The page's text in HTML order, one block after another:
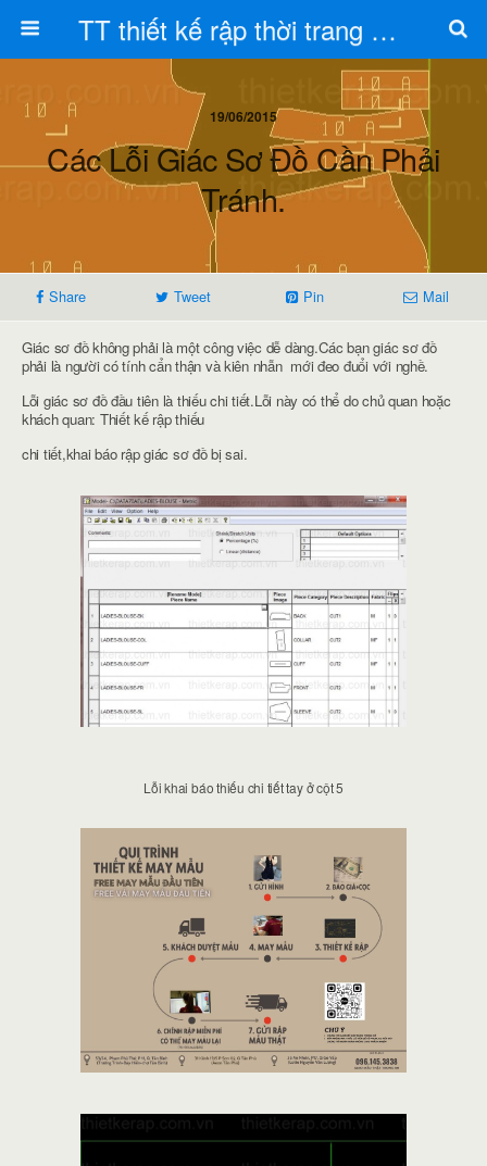
TT thiết kế rập thời trang Toán Trần
19/06/2015
Các Lỗi Giác Sơ Đồ Cần Phải
Tránh.
Share Tweet Pin Mail
Giác sơ đồ không phải là một công việc dễ dàng.Các bạn giác sơ đồ
phải là người có tính cẩn thận và kiên nhẫn mới đeo đuổi với nghề.
Lỗi giác sơ đồ đầu tiên là thiếu chi tiết.Lỗi này có thể do chủ quan hoặc
khách quan: Thiết kế rập thiếu
chi tiết,khai báo rập giác sơ đồ bị sai.
Lỗi khai báo thiếu chi tiết tay ở cột 5